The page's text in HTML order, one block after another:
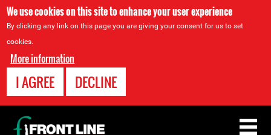
We use cookies on this site to enhance your user experience
By clicking any link on this page you are giving your consent for us to set
cookies.
More information
I AGREE DECLINE
Back
to